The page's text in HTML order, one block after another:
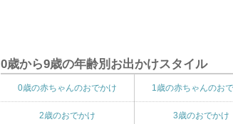
0歳から9歳の年齢別お出かけスタイル
0歳の赤ちゃんのおでかけ 1歳の赤ちゃんのお
2歳のおでかけ 3歳のおでかけ